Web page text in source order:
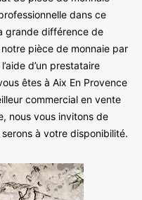
dans ce
grande différence de
pièce de monnaie par
d’un prestataire
êtes à Aix En Provence
commercial en vente
nous vous invitons de
à votre disponibilité.